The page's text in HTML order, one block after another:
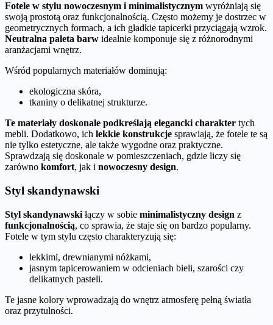
Fotele w stylu nowoczesnym i minimalistycznym wyróżniają się
swoją prostotą oraz funkcjonalnością. Często możemy je dostrzec w
geometrycznych formach, a ich gładkie tapicerki przyciągają wzrok.
Neutralna paleta barw idealnie komponuje się z różnorodnymi
aranżacjami wnętrz.
Wśród popularnych materiałów dominują:
ekologiczna skóra,
tkaniny o delikatnej strukturze.
Te materiały doskonale podkreślają elegancki charakter tych
mebli. Dodatkowo, ich lekkie konstrukcje sprawiają, że fotele te są
nie tylko estetyczne, ale także wygodne oraz praktyczne.
Sprawdzają się doskonale w pomieszczeniach, gdzie liczy się
zarówno komfort, jak i nowoczesny design.
Styl skandynawski
Styl skandynawski łączy w sobie minimalistyczny design z
funkcjonalnością, co sprawia, że staje się on bardzo popularny.
Fotele w tym stylu często charakteryzują się:
lekkimi, drewnianymi nóżkami,
jasnym tapicerowaniem w odcieniach bieli, szarości czy
delikatnych pasteli.
Te jasne kolory wprowadzają do wnętrz atmosferę pełną światła
oraz przytulności.